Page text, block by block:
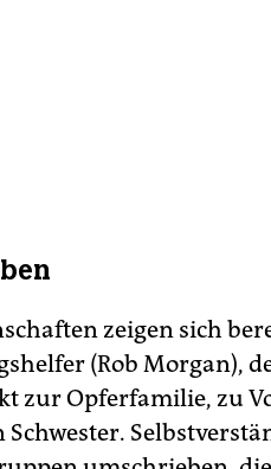
zeigen sich
(Rob Morgan),
zur Opferfamilie, zu
Schwester.